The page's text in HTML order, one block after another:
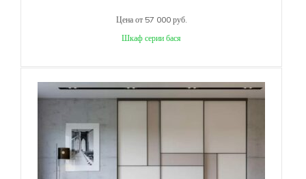
Цена от 57 000 руб.
Шкаф серии бася